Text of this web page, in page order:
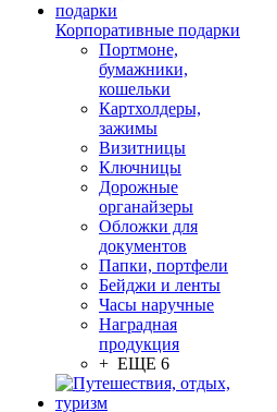
Корпоративные подарки
Портмоне,
бумажники,
кошельки
Картхолдеры,
зажимы
Визитницы
Ключницы
Дорожные
органайзеры
Обложки для
документов
Папки, портфели
Бейджи и ленты
Часы наручные
Наградная
продукция
+ ЕЩЕ 6